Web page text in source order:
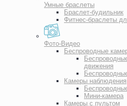
Умные браслеты
Браслет-будильник
Фитнес-браслеты
Фото-Видео
Беспроводные
движения
Камеры наблюдения
Мини-камера
Камеры с пультом